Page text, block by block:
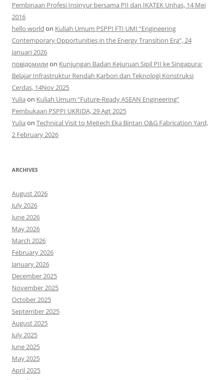
Pembinaan Profesi Insinyur bersama PII dan IKATEK Unhas, 14 Mei
2016
hello world on Kuliah Umum PSPPI FTI UMI “Engineering
Contemporary Opportunities in the Energy Transition Era”, 24
Januari 2026
повідомили on Kunjungan Badan Kejuruan Sipil PII ke Singapura:
Belajar Infrastruktur Rendah Karbon dan Teknologi Konstruksi
Cerdas, 14Nov 2025
Yulia on Kuliah Umum “Future-Ready ASEAN Engineering”
Pembukaan PSPPI UKRIDA, 29 Agt 2025
Yulia on Technical Visit to Meitech Eka Bintan O&G Fabrication Yard,
2 February 2026
ARCHIVES
August 2026
July 2026
June 2026
May 2026
March 2026
February 2026
January 2026
December 2025
November 2025
October 2025
September 2025
August 2025
July 2025
June 2025
May 2025
April 2025